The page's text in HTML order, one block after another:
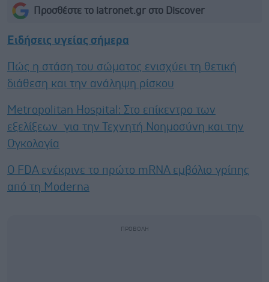
Προσθέστε το iatronet.gr στο Discover
Ειδήσεις υγείας σήμερα
Πώς η στάση του σώματος ενισχύει τη θετική
διάθεση και την ανάληψη ρίσκου
Metropolitan Hospital: Στο επίκεντρο των
εξελίξεων για την Τεχνητή Νοημοσύνη και την
Ογκολογία
Ο FDA ενέκρινε το πρώτο mRNA εμβόλιο γρίπης
από τη Moderna